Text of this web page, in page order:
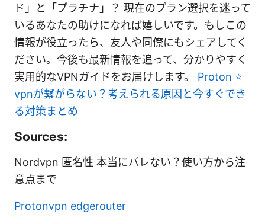
ド」と「プラチナ」？ 現在のプラン選択を迷って
いるあなたの助けになれば嬉しいです。もしこの
情報が役立ったら、友人や同僚にもシェアしてく
ださい。今後も最新情報を追って、分かりやすく
実用的なVPNガイドをお届けします。 Proton ⭐
vpnが繋がらない？考えられる原因と今すぐでき
る対策まとめ
Sources:
Nordvpn 匿名性 本当にバレない？使い方から注
意点まで
Protonvpn edgerouter